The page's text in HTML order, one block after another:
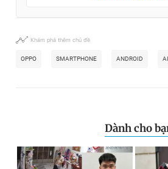
Khám phá thêm chủ đề
OPPO SMARTPHONE ANDROID AI